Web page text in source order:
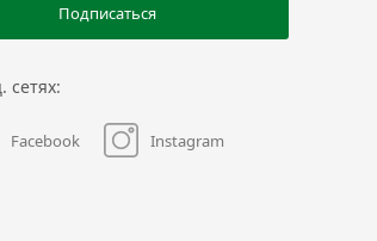
Подписаться
сетях:
Facebook Instagram